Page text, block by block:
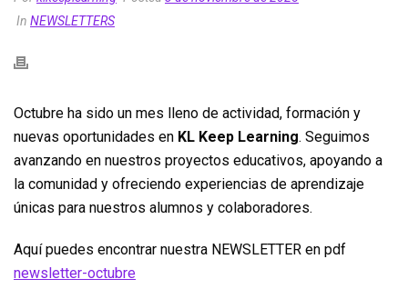
In NEWSLETTERS
Octubre ha sido un mes lleno de actividad, formación y
nuevas oportunidades en KL Keep Learning. Seguimos
avanzando en nuestros proyectos educativos, apoyando a
la comunidad y ofreciendo experiencias de aprendizaje
únicas para nuestros alumnos y colaboradores.
Aquí puedes encontrar nuestra NEWSLETTER en pdf
newsletter-octubre